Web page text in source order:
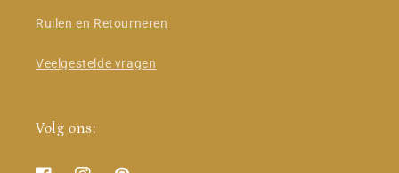
Ruilen en Retourneren
Veelgestelde vragen
Volg ons: